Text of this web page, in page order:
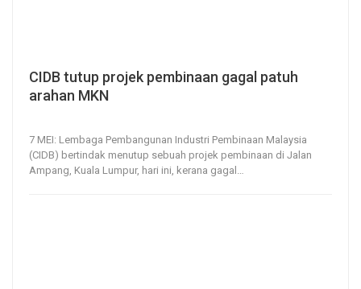
CIDB tutup projek pembinaan gagal patuh
arahan MKN
7 MEI: Lembaga Pembangunan Industri Pembinaan Malaysia
(CIDB) bertindak menutup sebuah projek pembinaan di Jalan
Ampang, Kuala Lumpur, hari ini, kerana gagal …